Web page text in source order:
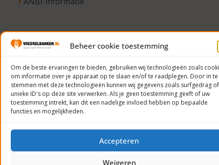
Beheer cookie toestemming
Om de beste ervaringen te bieden, gebruiken wij technologieën zoals
om informatie over je apparaat op te slaan en/of te raadplegen. Door in te
stemmen met deze technologieën kunnen wij gegevens zoals surfgedrag of
unieke ID's op deze site verwerken. Als je geen toestemming geeft of uw
toestemming intrekt, kan dit een nadelige invloed hebben op bepaalde
functies en mogelijkheden.
Accepteren
Weigeren
© 2023
Nederland
Privacyverklaring